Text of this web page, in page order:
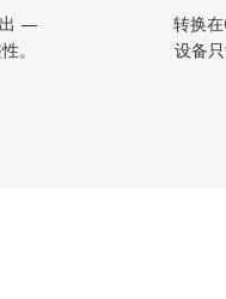
出 —
。
转换
设备